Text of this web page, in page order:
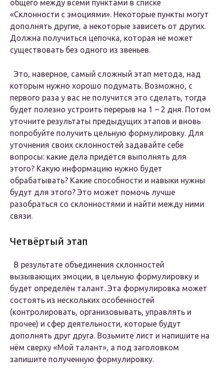
общего между всеми пунктами в списке
«Склонности с эмоциями». Некоторые пункты могут
дополнять другие, а некоторые зависеть от других.
Должна получиться цепочка, которая не может
существовать без одного из звеньев.
Это, наверное, самый сложный этап метода, над
которым нужно хорошо подумать. Возможно, с
первого раза у вас не получится это сделать, тогда
будет полезно устроить перерыв на 1 – 2 дня. Потом
уточните результаты предыдущих этапов и вновь
попробуйте получить цельную формулировку. Для
уточнения своих склонностей задавайте себе
вопросы: какие дела придётся выполнять для
этого? Какую информацию нужно будет
обрабатывать? Какие способности и навыки нужны
будут для этого? Это может помочь лучше
разобраться со склонностями и найти между ними
связи.
Четвёртый этап
В результате объединения склонностей
вызывающих эмоции, в цельную формулировку и
будет определён талант. Эта формулировка может
состоять из нескольких особенностей
(контролировать, организовывать, управлять и
прочее) и сфер деятельности, которые будут
дополнять друг друга. Возьмите лист и напишите на
нём сверху «Мой талант», а под заголовком
запишите полученную формулировку.